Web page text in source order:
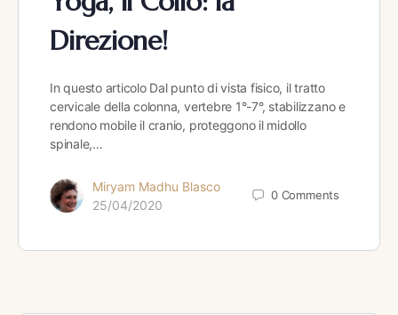
Direzione!
In questo articolo Dal punto di vista fisico, il tratto
cervicale della colonna, vertebre 1°-7°, stabilizzano e
rendono mobile il cranio, proteggono il midollo
spinale,…
Miryam Madhu Blasco
25/04/2020
0 Comments